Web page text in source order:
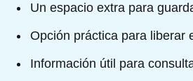
Un espacio extra para
Opción práctica para liberar
Información útil para